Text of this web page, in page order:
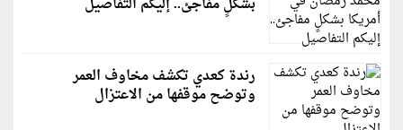
رندة كعدي تكشف مخاوف العمر
وتوضح موقفها من الاعتزال